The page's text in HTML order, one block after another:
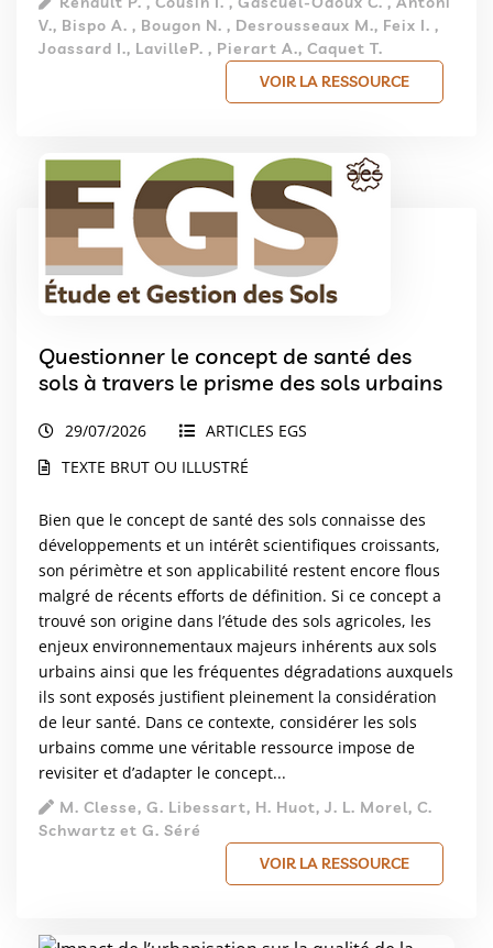
V., Bispo A. , Bougon N. , Desrousseaux M., Feix I. ,
Joassard I., LavilleP. , Pierart A., Caquet T.
VOIR LA RESSOURCE
Questionner le concept de santé des
sols à travers le prisme des sols urbains
29/07/2026
ARTICLES EGS
TEXTE BRUT OU ILLUSTRÉ
Bien que le concept de santé des sols connaisse des
développements et un intérêt scientifiques croissants,
son périmètre et son applicabilité restent encore flous
malgré de récents efforts de définition. Si ce concept a
trouvé son origine dans l’étude des sols agricoles, les
enjeux environnementaux majeurs inhérents aux sols
urbains ainsi que les fréquentes dégradations auxquels
ils sont exposés justifient pleinement la considération
de leur santé. Dans ce contexte, considérer les sols
urbains comme une véritable ressource impose de
revisiter et d’adapter le concept...
M. Clesse, G. Libessart, H. Huot, J. L. Morel, C.
Schwartz et G. Séré
VOIR LA RESSOURCE